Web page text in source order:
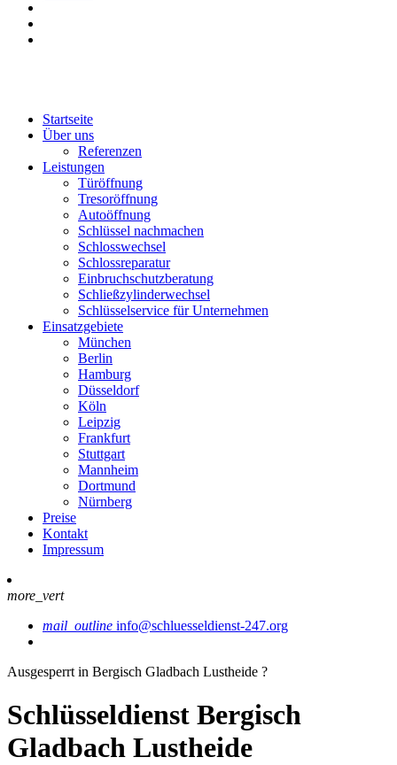
Startseite
Über uns
Referenzen
Leistungen
Türöffnung
Tresoröffnung
Аutoöffnung
Schlüssel nachmachen
Schlosswechsel
Schlossreparatur
Einbruchschutzberatung
Schließzylinderwechsel
Schlüsselservice für Unternehmen
Einsatzgebiete
München
Berlin
Hamburg
Düsseldorf
Köln
Leipzig
Frankfurt
Stuttgart
Mannheim
Dortmund
Nürnberg
Preise
Kontakt
Impressum
more_vert
mail_outline info@schluesseldienst-247.org
Ausgesperrt in Bergisch Gladbach Lustheide ?
Schlüsseldienst Bergisch
Gladbach Lustheide